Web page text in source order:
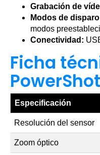
Grabación de
Modos de
modos
Conectividad:
Ficha
Especificación
Resolución del sensor
Zoom óptico